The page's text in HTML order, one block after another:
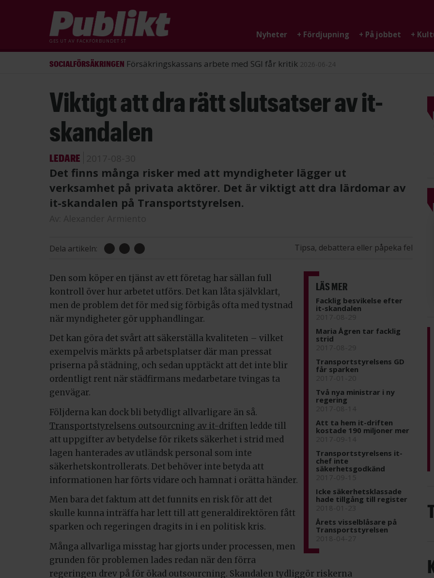
huvudinnehåll
GES UT AV FACKFÖRBUNDET ST
Nyheter + Fördjupning + På jobbet +
ARBETSRÄTT ST förlorade mål mot Energimyndigheten 2026-06-25
Viktigt att dra rätt slutsatser av it-
skandalen
LEDARE
Det finns många risker med att myndigheter lägger ut
verksamhet på privata aktörer. Det är viktigt att dra lärdomar av
it-skandalen på Transportstyrelsen.
Dela artikeln: Tipsa, debattera eller påpeka fel
LÄS MER
Facklig besvikelse efter
it-skandalen
Maria Ågren tar facklig
strid
Transportstyrelsens GD
får sparken
Två nya ministrar i ny
regering
Att ta hem it-driften
kostade 190 miljoner mer
Transportstyrelsens it-
chef inte
säkerhetsgodkänd
Icke säkerhetsklassade
hade tillgång till register
Årets visselblåsare på
Transportstyrelsen
Den som köper en tjänst av ett företag har sällan full
kontroll över hur arbetet utförs. Det kan låta självklart,
men de problem det för med sig förbigås ofta med tystnad
när myndigheter gör upphandlingar.
Det kan göra det svårt att säkerställa kvaliteten – vilket
exempelvis märkts på arbetsplatser där man pressat
priserna på städning, och sedan upptäckt att det inte blir
ordentligt rent när städfirmans medarbetare tvingas ta
genvägar.
Följderna kan dock bli betydligt allvarligare än så.
Transportstyrelsens outsourcning av it-driften ledde till
att uppgifter av betydelse för rikets säkerhet i strid med
lagen hanterades av utländsk personal som inte
säkerhetskontrollerats. Det behöver inte betyda att
informationen har förts vidare och hamnat i orätta händer.
Men bara det faktum att det funnits en risk för att det
skulle kunna inträffa har lett till att generaldirektören fått
sparken och regeringen dragits in i en politisk kris.
Många allvarliga misstag har gjorts under processen, men
grunden för problemen lades redan när den förra
regeringen drev på för ökad outsourcning. Skandalen tydliggör riskerna